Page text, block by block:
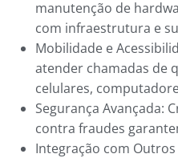
manutenção de
com infraestrutura e
Mobilidade e
atender chamadas de
celulares,
Segurança Avançada:
contra fraudes
Integração com Outros